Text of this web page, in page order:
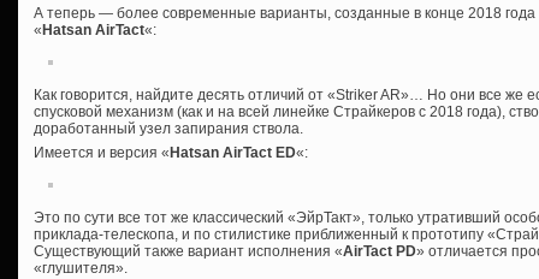
А теперь — более современные варианты, созданные в конце 2018
« Hatsan AirTact«:
Как говорится, найдите десять отличий от «Striker AR»… Но они все же
спусковой механизм (как и на всей линейке Страйкеров с 2018 года),
доработанный узел запирания ствола.
Имеется и версия « Hatsan AirTact ED«:
Это по сути все тот же классический «ЭйрТакт», только утративший
приклада-телескопа, и по стилистике приближенный к прототипу
Существующий также вариант исполнения «AirTact PD» отличается
«глушителя».